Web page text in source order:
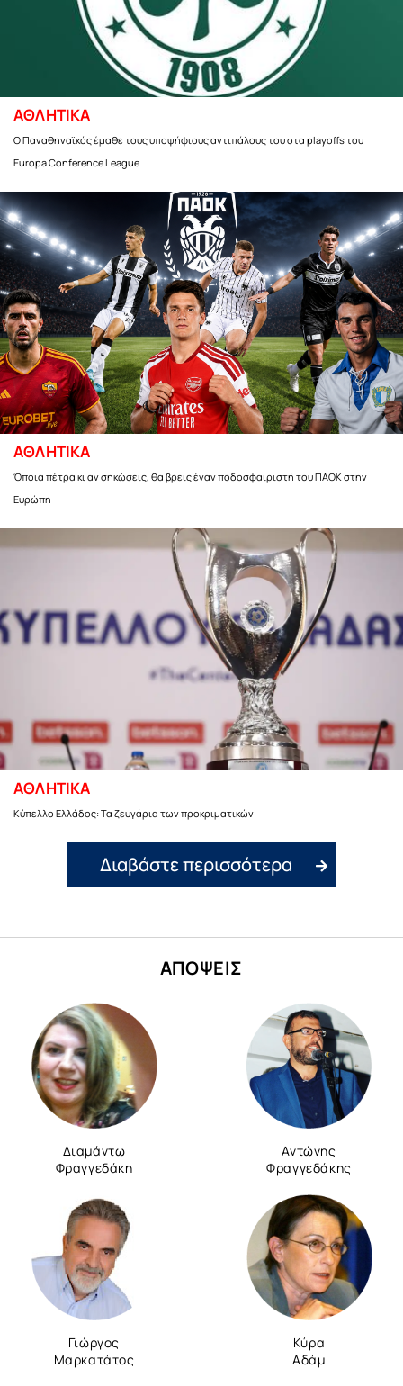
ΑΘΛΗΤΙΚΑ
Ο Παναθηναϊκός έμαθε τους υποψήφιους αντιπάλους του στα playoffs του
Europa Conference League
ΑΘΛΗΤΙΚΑ
Όποια πέτρα κι αν σηκώσεις, θα βρεις έναν ποδοσφαιριστή του ΠΑΟΚ στην
Ευρώπη
ΑΘΛΗΤΙΚΑ
Κύπελλο Ελλάδος: Τα ζευγάρια των προκριματικών
Διαβάστε περισσότερα
ΑΠΟΨΕΙΣ
Διαμάντω
Φραγγεδάκη
Αντώνης
Φραγγεδάκης
Γιώργος
Μαρκατάτος
Κύρα
Αδάμ